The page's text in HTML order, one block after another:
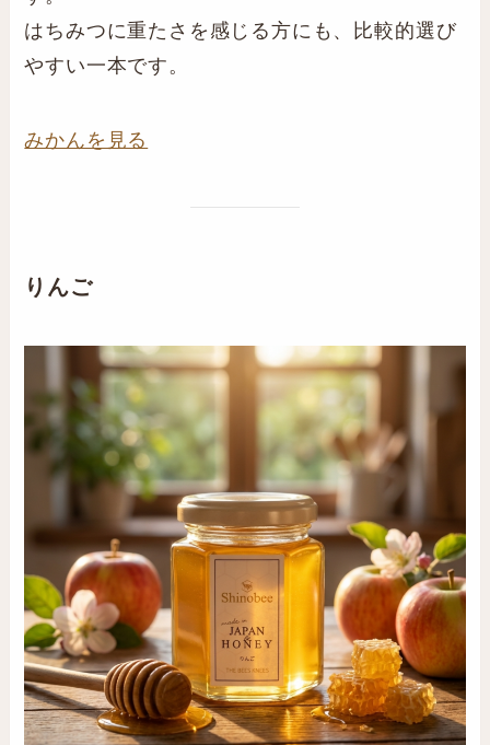
はちみつに重たさを感じる方にも、比較的選び
やすい一本です。
みかんを見る
りんご